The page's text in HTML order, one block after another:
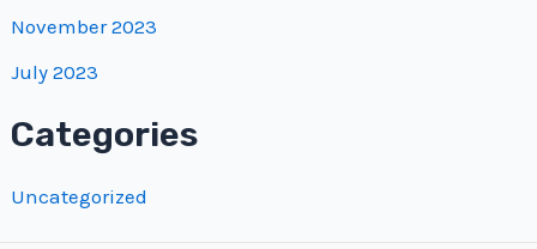
November 2023
July 2023
Categories
Uncategorized